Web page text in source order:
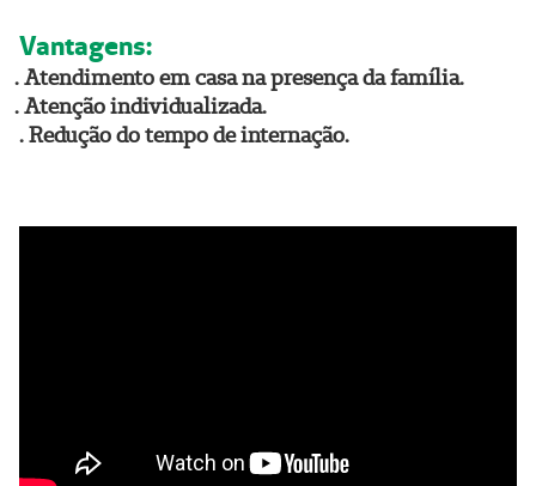
Vantagens:
. Atendimento em casa na presença da família.
. Atenção individualizada.
. Redução do tempo de internação.